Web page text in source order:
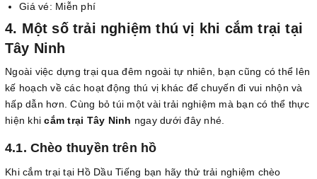
Giá vé: Miễn phí
4. Một số trải nghiệm thú vị khi cắm trại tại
Tây Ninh
Ngoài việc dựng trại qua đêm ngoài tự nhiên, bạn cũng có thể lên
kế hoạch về các hoạt động thú vị khác để chuyến đi vui nhộn và
hấp dẫn hơn. Cùng bỏ túi một vài trải nghiệm mà bạn có thể thực
hiện khicắm trại Tây Ninh ngay dưới đây nhé.
4.1. Chèo thuyền trên hồ
Khi cắm trại tại Hồ Dầu Tiếng bạn hãy thử trải nghiệm chèo